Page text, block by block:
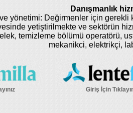
Danışmanlık
ve yönetimi: Değirmenler için gerekli
yetiştirilmekte ve sektörün
temizleme bölümü operatörü,
mekanikci, elektrikçi,
Giriş İçin